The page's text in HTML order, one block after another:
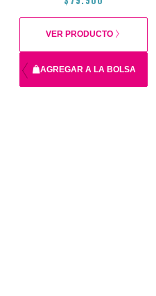
AGREGAR A LA BOLSA
VER PRODUCTO